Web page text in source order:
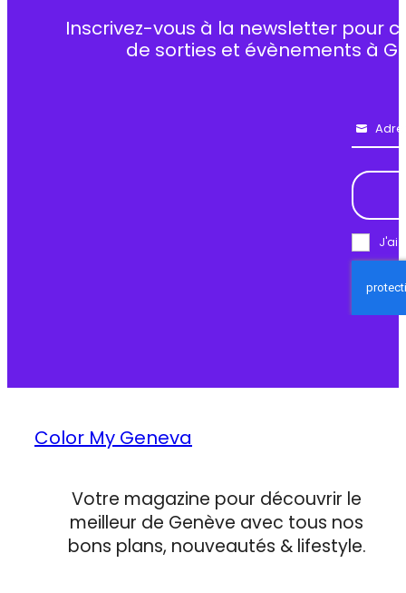
Inscrivez-vous à la newsletter pour
de sorties et évènements à
Email
J'ai
Color My Geneva
Votre magazine pour découvrir le
meilleur de Genève avec tous nos
bons plans, nouveautés & lifestyle.